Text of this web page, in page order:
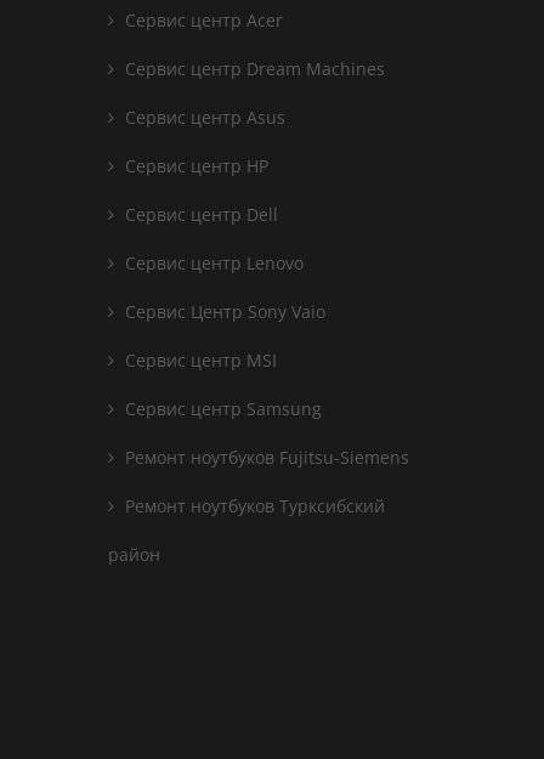
Сервис центр Acer
Сервис центр Dream Machines
Сервис центр Asus
Сервис центр HP
Сервис центр Dell
Сервис центр Lenovo
Сервис Центр Sony Vaio
Сервис центр MSI
Сервис центр Samsung
Ремонт ноутбуков Fujitsu-Siemens
Ремонт ноутбуков Турксибский
район